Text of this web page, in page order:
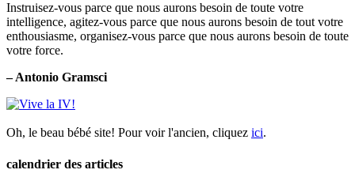
Instruisez-vous parce que nous aurons besoin de toute votre
intelligence, agitez-vous parce que nous aurons besoin de tout votre
enthousiasme, organisez-vous parce que nous aurons besoin de toute
votre force.
– Antonio Gramsci
Oh, le beau bébé site! Pour voir l'ancien, cliquez ici.
calendrier des articles